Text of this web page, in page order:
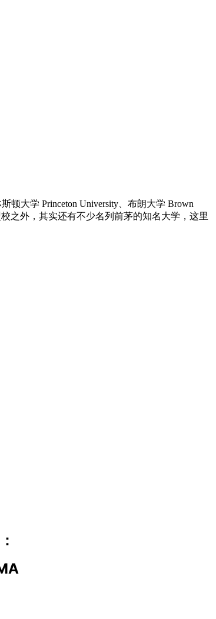
顿大学 Princeton University、布朗大学 Brown
校之外，其实还有不少名列前茅的知名大学，这里